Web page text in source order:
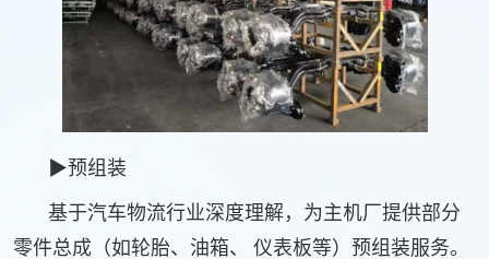
▶预组装
基于汽车物流行业深度理解，为主机厂提供部分
零件总成（如轮胎、油箱、 仪表板等）预组装服务。